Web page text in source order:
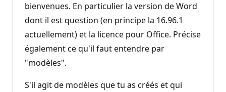
bienvenues. En particulier la version de Word
dont il est question (en principe la 16.96.1
actuellement) et la licence pour Office. Précise
également ce qu'il faut entendre par
"modèles".
S'il agit de modèles que tu as créés et qui